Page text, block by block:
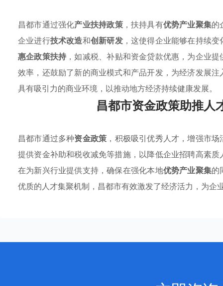
昌都市通过强化产业扶持政策，扶持具有优势产业聚集的
企业进行技术改造和创新研发，这使得企业能够在持续
惠企政策扶持 ，如减税、补贴和资金贷款优惠，为企业
效率，还鼓励了新的商业模式和产品开发，为经济发展
具有吸引力的商业环境，以推动地方经济持续健康发展。
昌都市资金政策助推人
昌都市通过多种资金政策 ，积极吸引优秀人才，增强市
提供资金补助和税收减免等措施，以降低企业招聘高素
在为新兴行业提供支持，确保在强化本地优势产业聚集的
优质的人才集聚机制，昌都市有效激发了经济活力，为企